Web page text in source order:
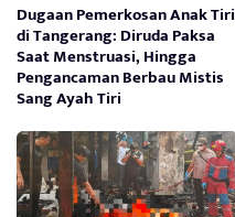
Dugaan Pemerkosan Anak Tiri
di Tangerang: Diruda Paksa
Saat Menstruasi, Hingga
Pengancaman Berbau Mistis
Sang Ayah Tiri